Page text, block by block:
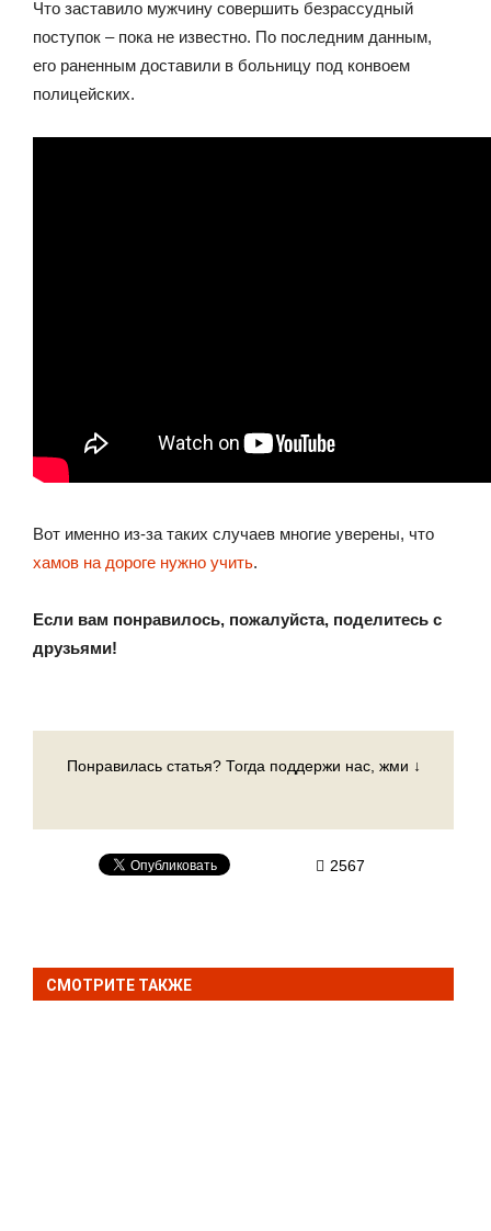
Что заставило мужчину совершить безрассудный
поступок – пока не известно. По последним данным,
его раненным доставили в больницу под конвоем
полицейских.
Вот именно из-за таких случаев многие уверены, что
хамов на дороге нужно учить.
Если вам понравилось, пожалуйста, поделитесь с
друзьями!
Понравилась статья? Тогда поддержи нас, жми ↓
2567
СМОТРИТЕ ТАКЖЕ